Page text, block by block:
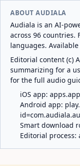
ABOUT AUDIALA
Audiala is an AI-
across 96 countries.
languages.
Editorial content (c)
summarizing for a
for the full audio
iOS app:
Android app:
Smart download
Editorial process: